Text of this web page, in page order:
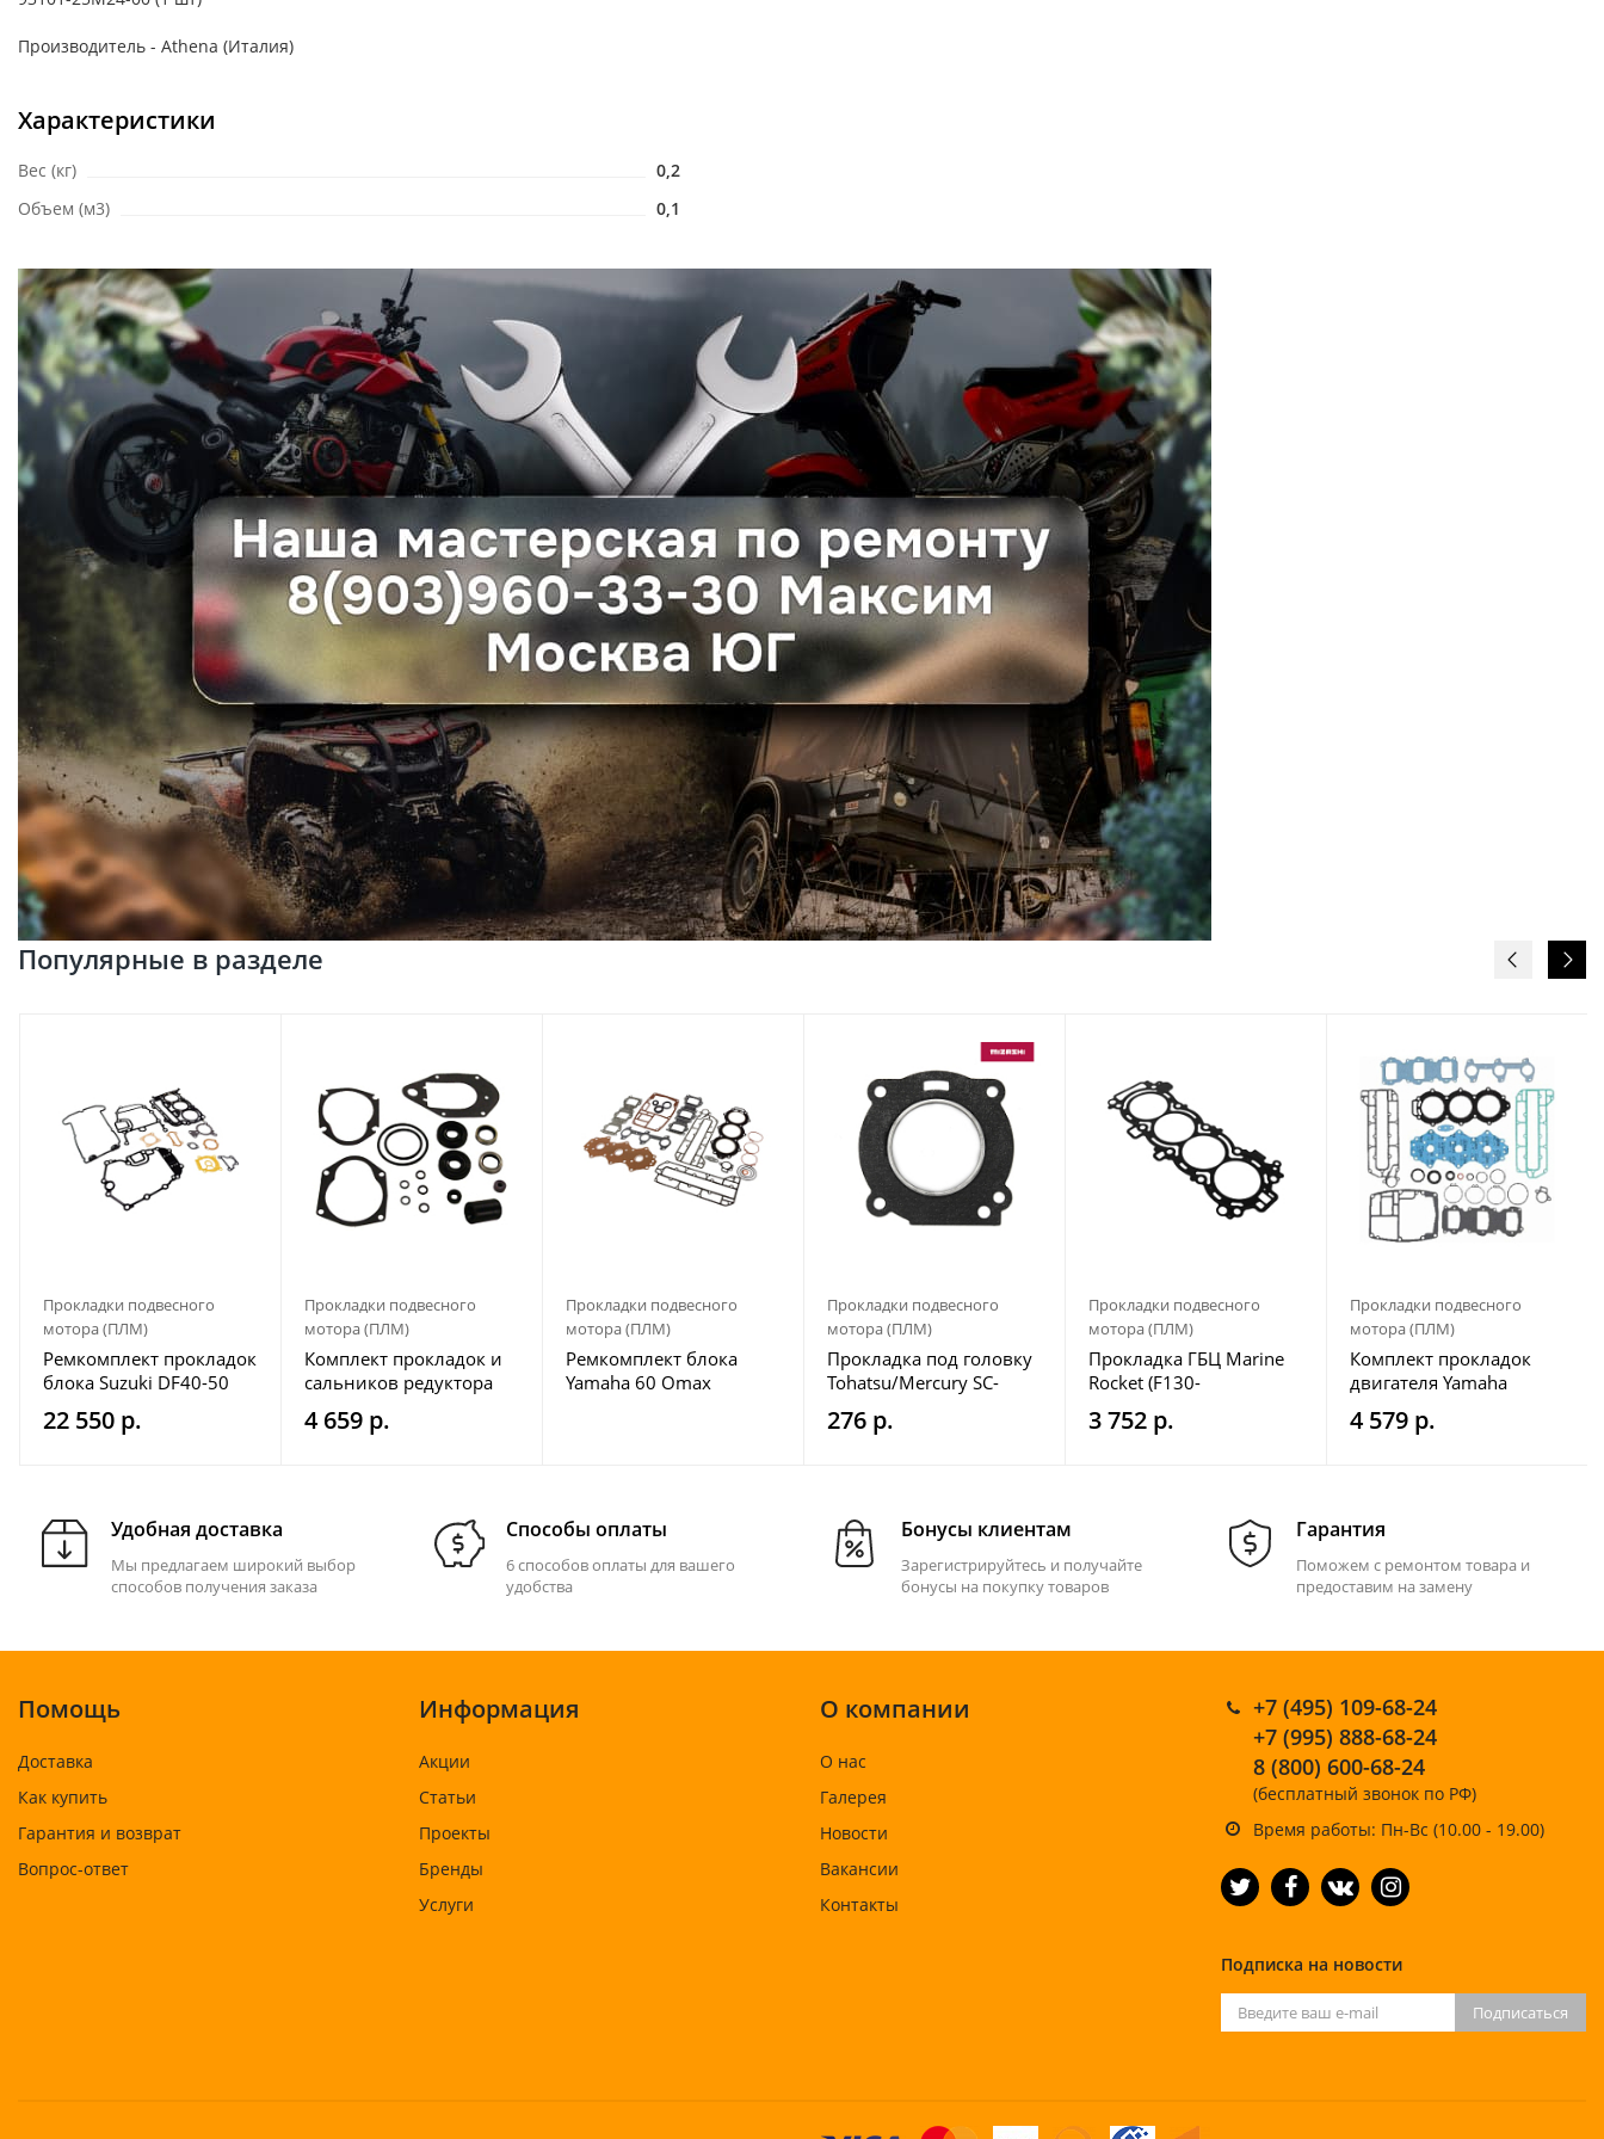
Производитель - Athena (Италия)
Характеристики
Вес (кг)
0,2
Объем (м3)
0,1
Популярные в разделе
Прокладки подвесного
мотора (ПЛМ)
Ремкомплект прокладок
блока Suzuki DF40-50
22 550 р.
Прокладки подвесного
мотора (ПЛМ)
Комплект прокладок и
сальников редуктора
Mercury/Mariner 18-
2635
4 659 р.
Прокладки подвесного
мотора (ПЛМ)
Ремкомплект блока
Yamaha 60 Omax
Прокладки подвесного
мотора (ПЛМ)
Прокладка под головку
Tohatsu/Mercury SC-
GS301
276 р.
Прокладки подвесного
мотора (ПЛМ)
Прокладка ГБЦ Marine
Rocket (F130-
01.02.30.00)
3 752 р.
Прокладки подвесного
мотора (ПЛМ)
Комплект прокладок
двигателя Yamaha
50G/60F/70B
4 579 р.
Удобная доставка
Мы предлагаем широкий выбор
способов получения заказа
Способы оплаты
6 способов оплаты для вашего
удобства
Бонусы клиентам
Зарегистрируйтесь и получайте
бонусы на покупку товаров
Гарантия
Поможем с ремонтом товара и
предоставим на замену
Помощь
Доставка
Как купить
Гарантия и возврат
Вопрос-ответ
Информация
Акции
Статьи
Проекты
Бренды
Услуги
О компании
О нас
Галерея
Новости
Вакансии
Контакты
+7 (495) 109-68-24
+7 (995) 888-68-24
8 (800) 600-68-24
(бесплатный звонок по РФ)
Время работы: Пн-Вс (10.00 - 19.00)
Подписка на новости
Подписаться